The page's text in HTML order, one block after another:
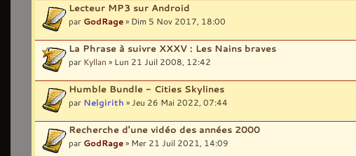
Lecteur MP3 sur Android
par GodRage» Dim 5 Nov 2017, 18:00
La Phrase à suivre XXXV : Les Nains braves
par Kyllan » Lun 21 Juil 2008, 12:42
Humble Bundle - Cities Skylines
par Nelgirith » Jeu 26 Mai 2022, 07:44
Recherche d'une vidéo des années 2000
par GodRage» Mer 21 Juil 2021, 14:09